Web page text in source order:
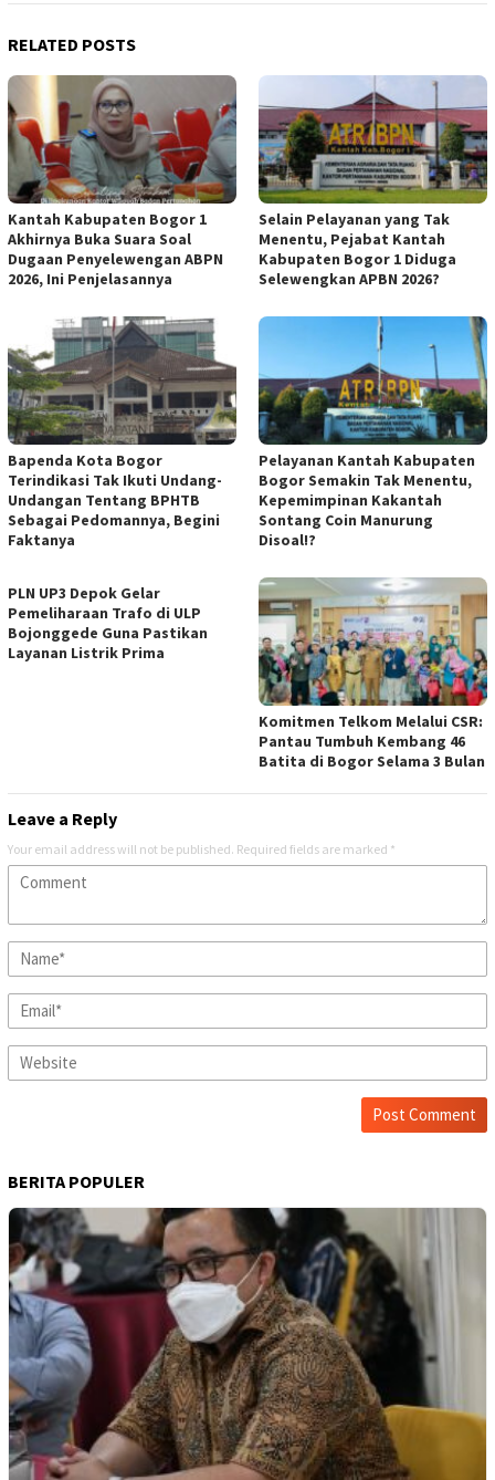
RELATED POSTS
Kantah Kabupaten Bogor 1
Akhirnya Buka Suara Soal
Dugaan Penyelewengan ABPN
2026, Ini Penjelasannya
Selain Pelayanan yang Tak
Menentu, Pejabat Kantah
Kabupaten Bogor 1 Diduga
Selewengkan APBN 2026?
Bapenda Kota Bogor
Terindikasi Tak Ikuti Undang-
Undangan Tentang BPHTB
Sebagai Pedomannya, Begini
Faktanya
Pelayanan Kantah Kabupaten
Bogor Semakin Tak Menentu,
Kepemimpinan Kakantah
Sontang Coin Manurung
Disoal!?
PLN UP3 Depok Gelar
Pemeliharaan Trafo di ULP
Bojonggede Guna Pastikan
Layanan Listrik Prima
Komitmen Telkom Melalui CSR:
Pantau Tumbuh Kembang 46
Batita di Bogor Selama 3 Bulan
Leave a Reply
Your email address will not be published. Required fields are marked *
BERITA POPULER